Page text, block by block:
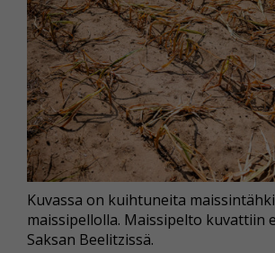
Kuvassa on kuihtuneita
maissipellolla. Maissipelto kuvattiin
Saksan Beelitzissä.